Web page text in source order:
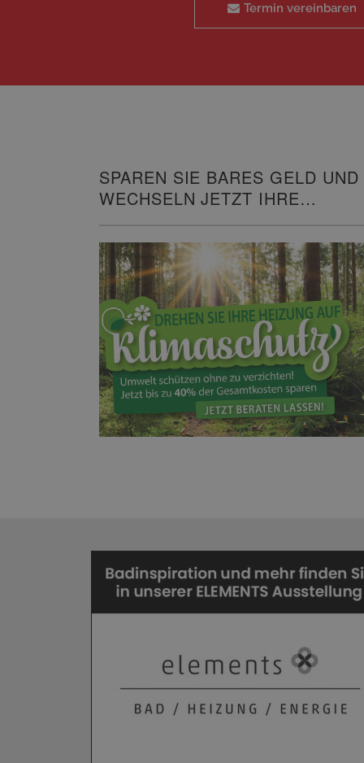
Termin vereinbaren
SPAREN SIE BARES GELD UND
WECHSELN JETZT IHRE